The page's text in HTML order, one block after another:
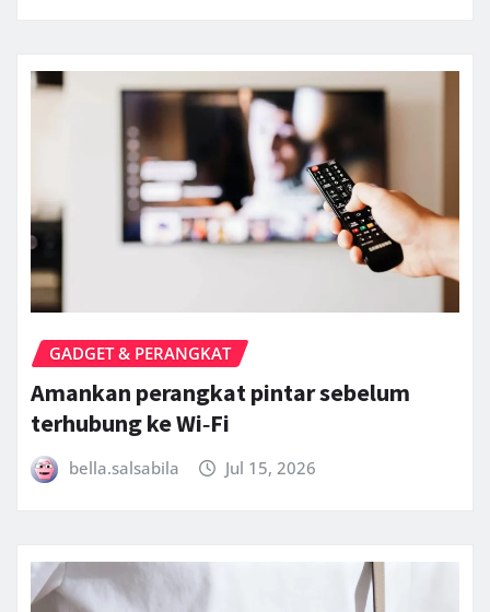
GADGET & PERANGKAT
Amankan perangkat pintar sebelum
terhubung ke Wi‑Fi
bella.salsabila Jul 15, 2026